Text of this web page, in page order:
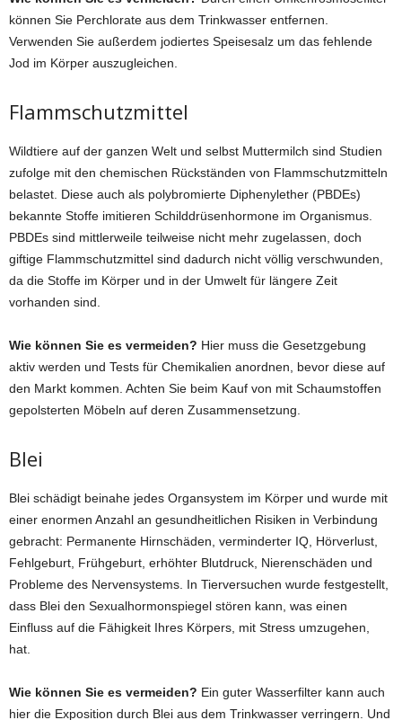
können Sie Perchlorate aus dem Trinkwasser entfernen.
Verwenden Sie außerdem jodiertes Speisesalz um das fehlende
Jod im Körper auszugleichen.
Flammschutzmittel
Wildtiere auf der ganzen Welt und selbst Muttermilch sind Studien
zufolge mit den chemischen Rückständen von Flammschutzmitteln
belastet. Diese auch als polybromierte Diphenylether (PBDEs)
bekannte Stoffe imitieren Schilddrüsenhormone im Organismus.
PBDEs sind mittlerweile teilweise nicht mehr zugelassen, doch
giftige Flammschutzmittel sind dadurch nicht völlig verschwunden,
da die Stoffe im Körper und in der Umwelt für längere Zeit
vorhanden sind.
Wie können Sie es vermeiden? Hier muss die Gesetzgebung
aktiv werden und Tests für Chemikalien anordnen, bevor diese auf
den Markt kommen. Achten Sie beim Kauf von mit Schaumstoffen
gepolsterten Möbeln auf deren Zusammensetzung.
Blei
Blei schädigt beinahe jedes Organsystem im Körper und wurde mit
einer enormen Anzahl an gesundheitlichen Risiken in Verbindung
gebracht: Permanente Hirnschäden, verminderter IQ, Hörverlust,
Fehlgeburt, Frühgeburt, erhöhter Blutdruck, Nierenschäden und
Probleme des Nervensystems. In Tierversuchen wurde festgestellt,
dass Blei den Sexualhormonspiegel stören kann, was einen
Einfluss auf die Fähigkeit Ihres Körpers, mit Stress umzugehen,
hat.
Wie können Sie es vermeiden? Ein guter Wasserfilter kann auch
hier die Exposition durch Blei aus dem Trinkwasser verringern. Und